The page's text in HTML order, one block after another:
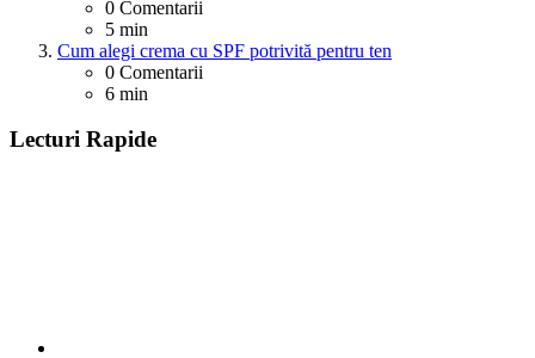
0 Comentarii
5 min
Cum alegi crema cu SPF potrivită pentru ten
0 Comentarii
6 min
Lecturi Rapide